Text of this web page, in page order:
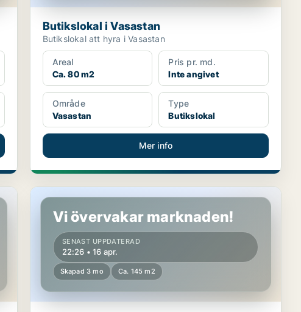
Butikslokal i Vasastan
Butikslokal att hyra i Vasastan
Areal
Ca. 80 m2
Pris pr. md.
Inte angivet
Område
Vasastan
Type
Butikslokal
Mer info
Butikslokal i Västerort
Vi övervakar marknaden!
SENAST UPPDATERAD
22:26 • 16 apr.
Skapad 3 mo Ca. 145 m2